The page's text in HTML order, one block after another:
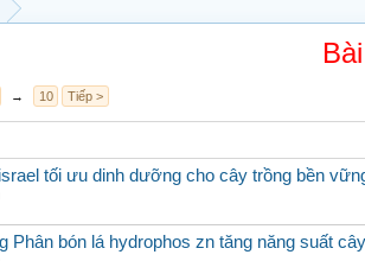
→ 10 Tiếp >
tối ưu dinh dưỡng cho cây trồng bền
Phân bón lá hydrophos zn tăng năng suất cây